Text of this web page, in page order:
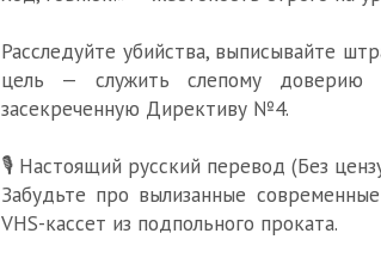
Расследуйте убийства, выписывайте
цель — служить слепому доверию
засекреченную Директиву №4.
🎙️ Настоящий русский перевод (Без
Забудьте про вылизанные
VHS-кассет из подпольного проката.